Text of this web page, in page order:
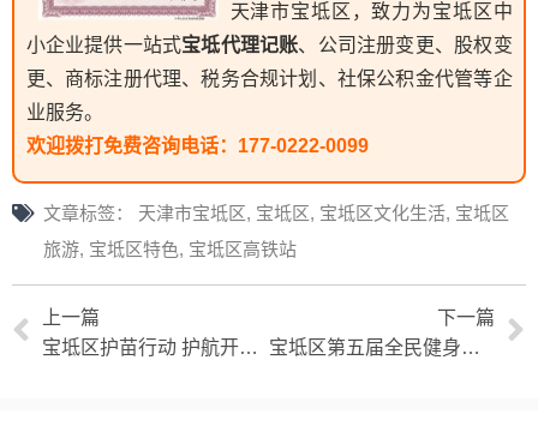
天津市宝坻区，致力为宝坻区中
小企业提供一站式宝坻代理记账、公司注册变更、股权变
更、商标注册代理、税务合规计划、社保公积金代管等企
业服务。
欢迎拨打免费咨询电话： 177-0222-0099
文章标签： 天津市宝坻区, 宝坻区, 宝坻区文化生活, 宝坻区
旅游, 宝坻区特色, 宝坻区高铁站
上一篇
宝坻区护苗行动 护航开学季 “扫黄打非”在行动
下一篇
宝坻区第五届全民健身运动会气排球培训班